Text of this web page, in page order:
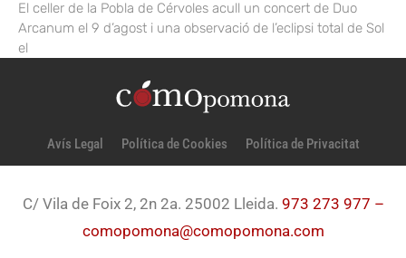
El celler de la Pobla de Cérvoles acull un concert de Duo
Arcanum el 9 d’agost i una observació de l’eclipsi total de Sol
el
Avís Legal Política de Cookies Política de Privacitat
C/ Vila de Foix 2, 2n 2a. 25002 Lleida. 973 273 977 –
comopomona@comopomona.com